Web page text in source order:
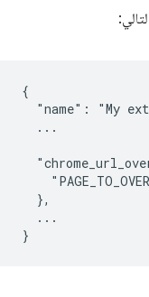
{
"name": "My
  ...
  },
  ...